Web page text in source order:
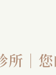
所｜